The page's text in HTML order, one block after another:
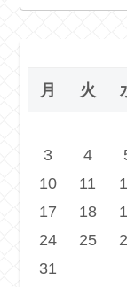
月 火
3
4
10
11
17
18
24
25
31